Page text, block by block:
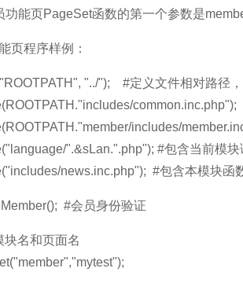
功能页PageSet函数的第一个参数是
页程序样例：
"../"); #定义文件相对路径
includes/
".&sLan.".php"); #包含当前模块
news.inc.php"); #包含本模块函
#会员身份验证
块名和页面名